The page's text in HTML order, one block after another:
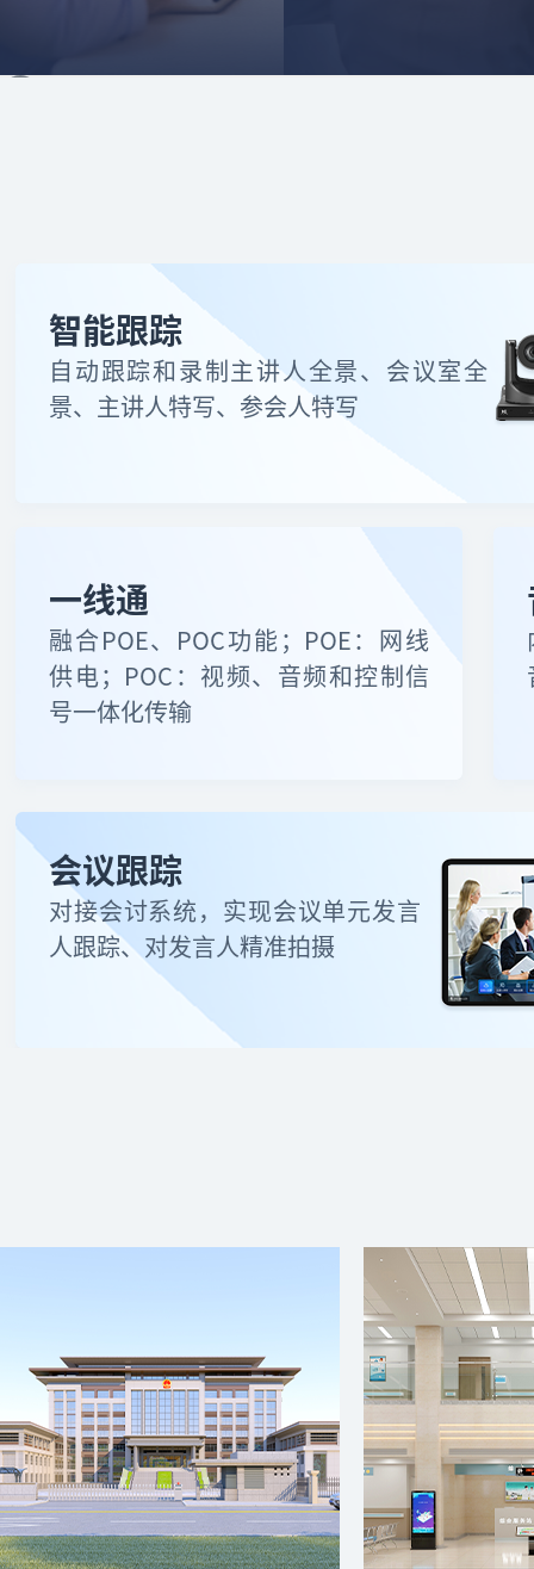
智能跟踪
自动跟踪和录制主讲人全景、会议室全
景、主讲人特写、参会人特写
一线通
融合POE、POC功能；POE：网线
供电；POC：视频、音频和控制信
号一体化传输
会议跟踪
对接会讨系统，实现会议单元发言
人跟踪、对发言人精准拍摄